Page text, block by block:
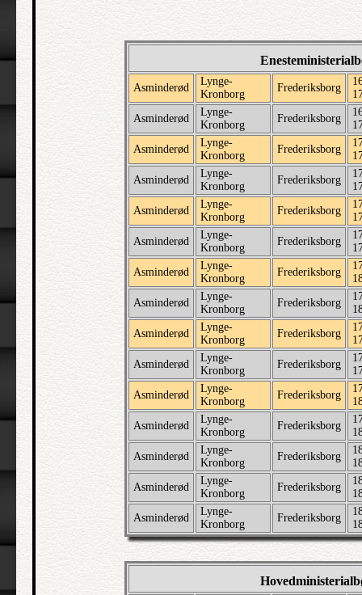
Asminderød
Lynge-
Kronborg
Frederiksborg
Asminderød
Lynge-
Kronborg
Frederiksborg
Asminderød
Lynge-
Kronborg
Frederiksborg
Asminderød
Lynge-
Kronborg
Frederiksborg
Asminderød
Lynge-
Kronborg
Frederiksborg
Asminderød
Lynge-
Kronborg
Frederiksborg
Asminderød
Lynge-
Kronborg
Frederiksborg
Asminderød
Lynge-
Kronborg
Frederiksborg
Asminderød
Lynge-
Kronborg
Frederiksborg
Asminderød
Lynge-
Kronborg
Frederiksborg
Asminderød
Lynge-
Kronborg
Frederiksborg
Asminderød
Lynge-
Kronborg
Frederiksborg
Asminderød
Lynge-
Kronborg
Frederiksborg
Asminderød
Lynge-
Kronborg
Frederiksborg
Asminderød
Lynge-
Kronborg
Frederiksborg